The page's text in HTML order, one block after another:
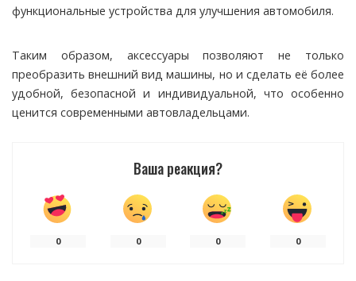
функциональные устройства для улучшения автомобиля.
Таким образом, аксессуары позволяют не только
преобразить внешний вид машины, но и сделать её более
удобной, безопасной и индивидуальной, что особенно
ценится современными автовладельцами.
Ваша реакция?
0 0 0 0